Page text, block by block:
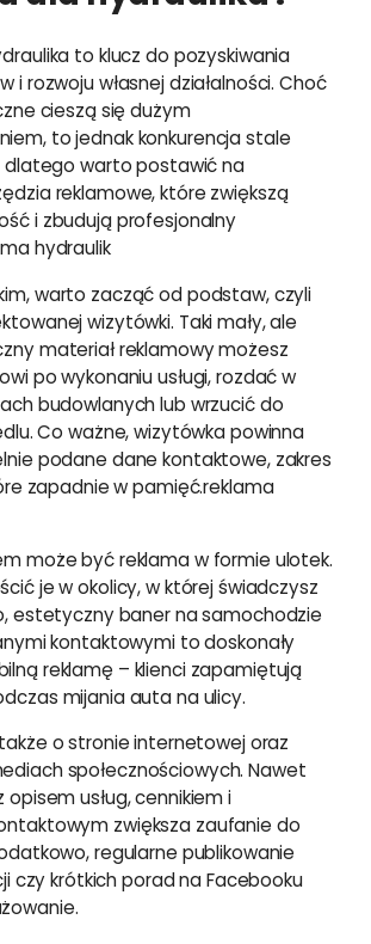
to klucz do pozyskiwania
i rozwoju własnej działalności. Choć
cieszą się dużym
to jednak konkurencja stale
dlatego warto postawić na
reklamowe, które zwiększą
i zbudują profesjonalny
hydraulik
warto zacząć od podstaw, czyli
wizytówki. Taki mały, ale
materiał reklamowy możesz
po wykonaniu usługi, rozdać w
budowlanych lub wrzucić do
Co ważne, wizytówka powinna
podane dane kontaktowe, zakres
zapadnie w pamięć.reklama
może być reklama w formie ulotek.
je w okolicy, w której świadczysz
estetyczny baner na samochodzie
kontaktowymi to doskonały
reklamę – klienci zapamiętują
mijania auta na ulicy.
o stronie internetowej oraz
społecznościowych. Nawet
usług, cennikiem i
zwiększa zaufanie do
regularne publikowanie
czy krótkich porad na Facebooku